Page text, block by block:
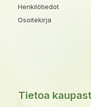
Henkilötiedot
Osoitekirja
Tietoa